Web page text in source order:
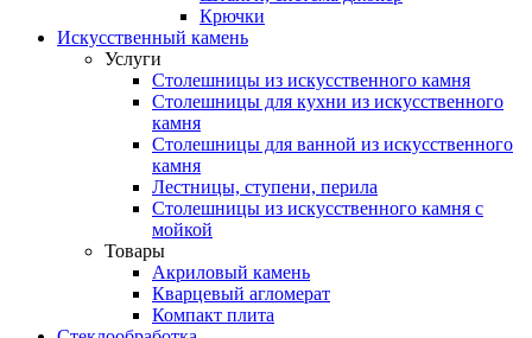
Крючки
Искусственный камень
Услуги
Столешницы из искусственного камня
Столешницы для кухни из искусственного
камня
Столешницы для ванной из искусственного
камня
Лестницы, ступени, перила
Столешницы из искусственного камня с
мойкой
Товары
Акриловый камень
Кварцевый агломерат
Компакт плита